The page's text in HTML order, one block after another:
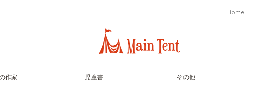
Home
作家 児童書 その他